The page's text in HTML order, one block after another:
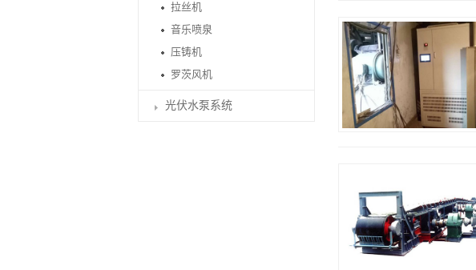
拉丝机
音乐喷泉
压铸机
罗茨风机
光伏水泵系统